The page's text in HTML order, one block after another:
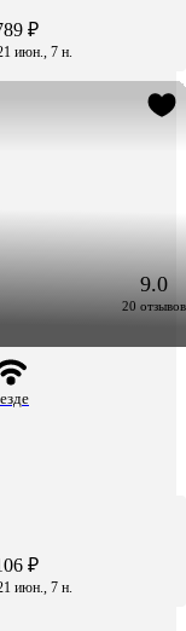
₽
июн., 7 н.
9.0
20 отзывов
₽
июн., 7 н.